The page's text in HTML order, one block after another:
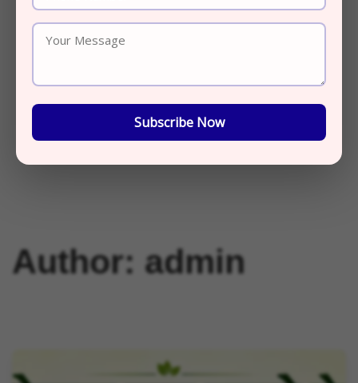
Author: admin
Subscribe Now